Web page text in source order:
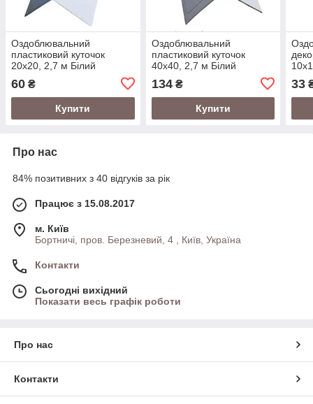
Оздоблювальний
пластиковий куточок
20х20, 2,7 м Білий
60 ₴
Купити
Оздоблювальний
пластиковий куточок
40х40, 2,7 м Білий
134₴
Купити
33
Про нас
84% позитивних з 40 відгуків за рік
Працює з 15.08.2017
м. Київ
Бортничі, пров. Березневий, 4 , Київ, Україна
Контакти
Сьогодні вихідний
Показати весь графік роботи
Про нас
Контакти